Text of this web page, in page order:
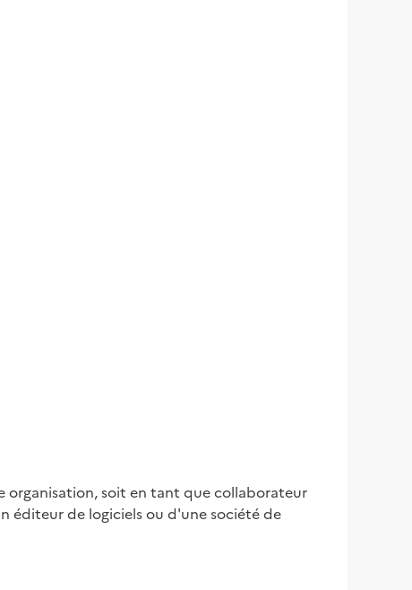
organisation, soit en tant que collaborateur
éditeur de logiciels ou d'une société de